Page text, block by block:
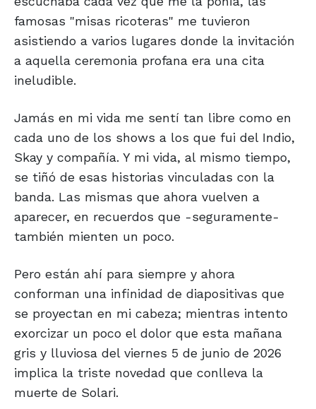
famosas "misas ricoteras" me tuvieron
asistiendo a varios lugares donde la invitación
a aquella ceremonia profana era una cita
ineludible.
Jamás en mi vida me sentí tan libre como en
cada uno de los shows a los que fui del Indio,
Skay y compañía. Y mi vida, al mismo tiempo,
se tiñó de esas historias vinculadas con la
banda. Las mismas que ahora vuelven a
aparecer, en recuerdos que -seguramente-
también mienten un poco.
Pero están ahí para siempre y ahora
conforman una infinidad de diapositivas que
se proyectan en mi cabeza; mientras intento
exorcizar un poco el dolor que esta mañana
gris y lluviosa del viernes 5 de junio de 2026
implica la triste novedad que conlleva la
muerte de Solari.